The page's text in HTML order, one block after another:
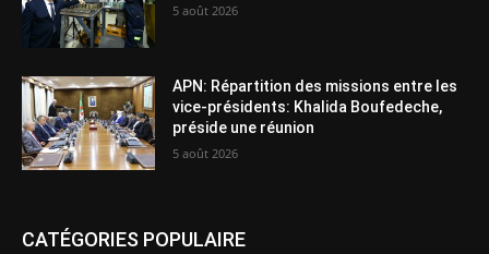
5 août 2026
APN: Répartition des missions entre les
vice-présidents: Khalida Boufedeche,
préside une réunion
5 août 2026
CATÉGORIES POPULAIRE